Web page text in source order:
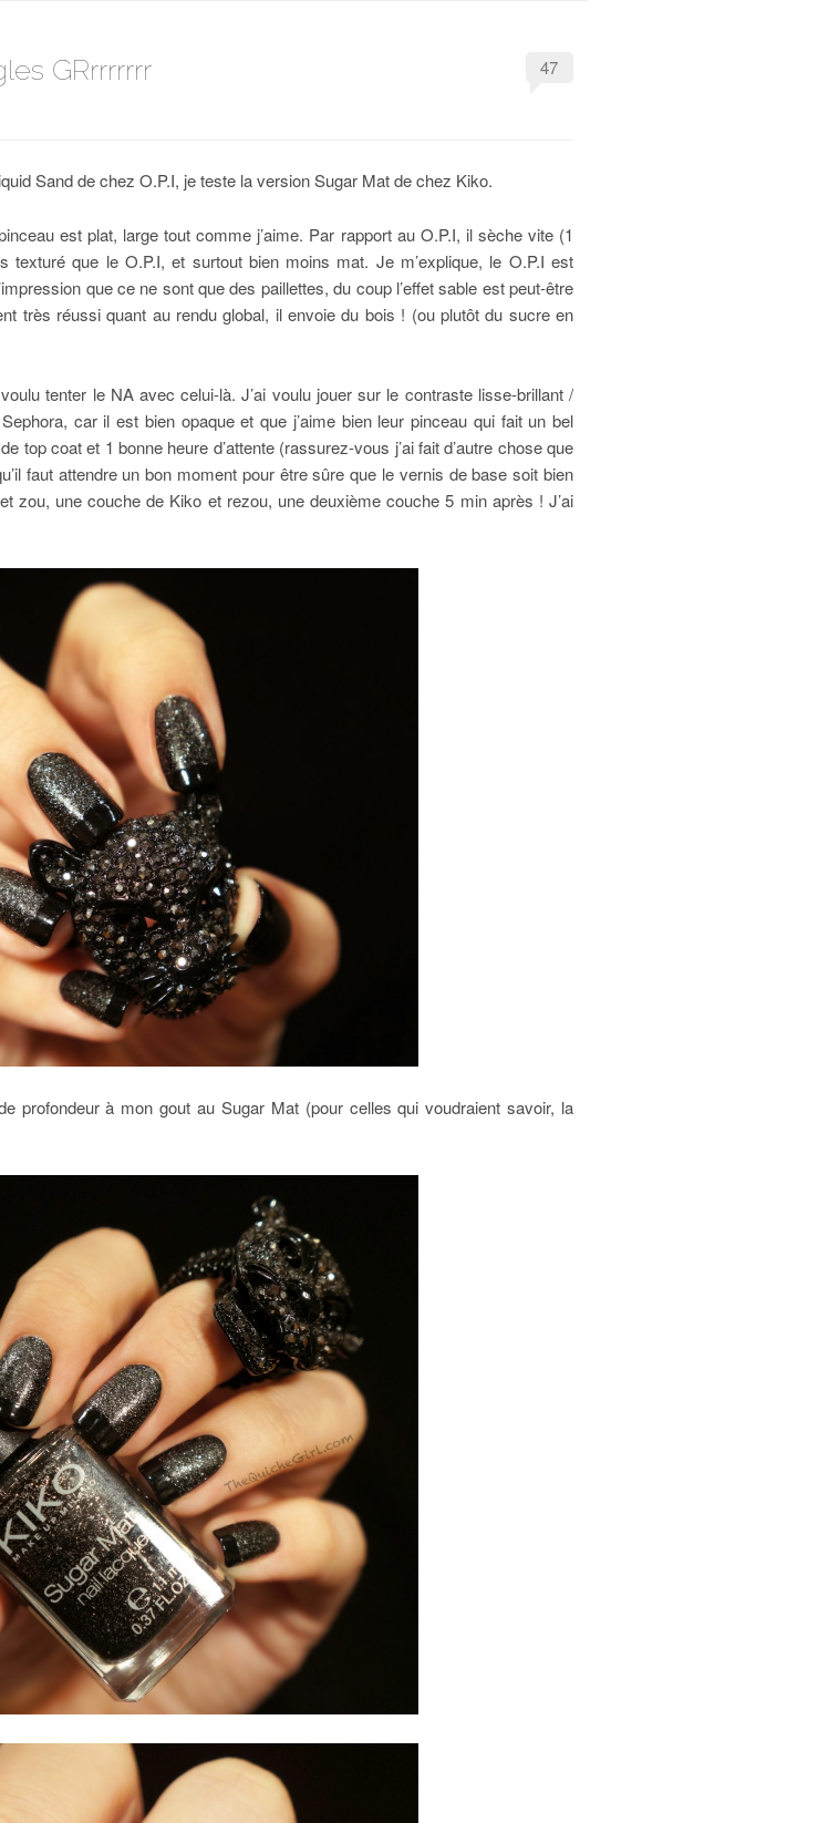
GRrrrrrrr 47
Sand de chez O.P.I, je teste la version Sugar Mat de chez Kiko.
est plat, large tout comme j’aime. Par rapport au O.P.I, il sèche vite (1
que le O.P.I, et surtout bien moins mat. Je m’explique, le O.P.I est
que ce ne sont que des paillettes, du coup l’effet sable est peut-être
très réussi quant au rendu global, il envoie du bois ! (ou plutôt du sucre en
tenter le NA avec celui-là. J’ai voulu jouer sur le contraste lisse-brillant /
car il est bien opaque et que j’aime bien leur pinceau qui fait un bel
top coat et 1 bonne heure d’attente (rassurez-vous j’ai fait d’autre chose que
faut attendre un bon moment pour être sûre que le vernis de base soit bien
zou, une couche de Kiko et rezou, une deuxième couche 5 min après ! J’ai
profondeur à mon gout au Sugar Mat (pour celles qui voudraient savoir, la